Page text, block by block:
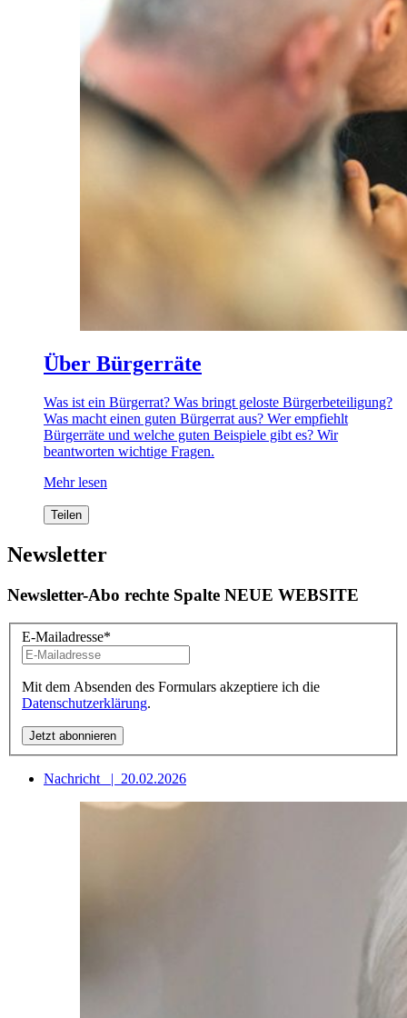
Über Bürgerräte
Was ist ein Bürgerrat? Was bringt geloste Bürgerbeteiligung?
Was macht einen guten Bürgerrat aus? Wer empfiehlt
Bürgerräte und welche guten Beispiele gibt es? Wir
beantworten wichtige Fragen.
Mehr lesen
Teilen
Newsletter
Newsletter-Abo rechte Spalte NEUE WEBSITE
E-Mailadresse*
Mit dem Absenden des Formulars akzeptiere ich die
Datenschutzerklärung.
Nachricht | 20.02.2026